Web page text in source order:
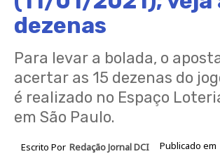
dezenas
Para levar a bolada, o
acertar as 15 dezenas do
é realizado no Espaço
em São Paulo.
Escrito Por Redação Jornal DCI Publicado em